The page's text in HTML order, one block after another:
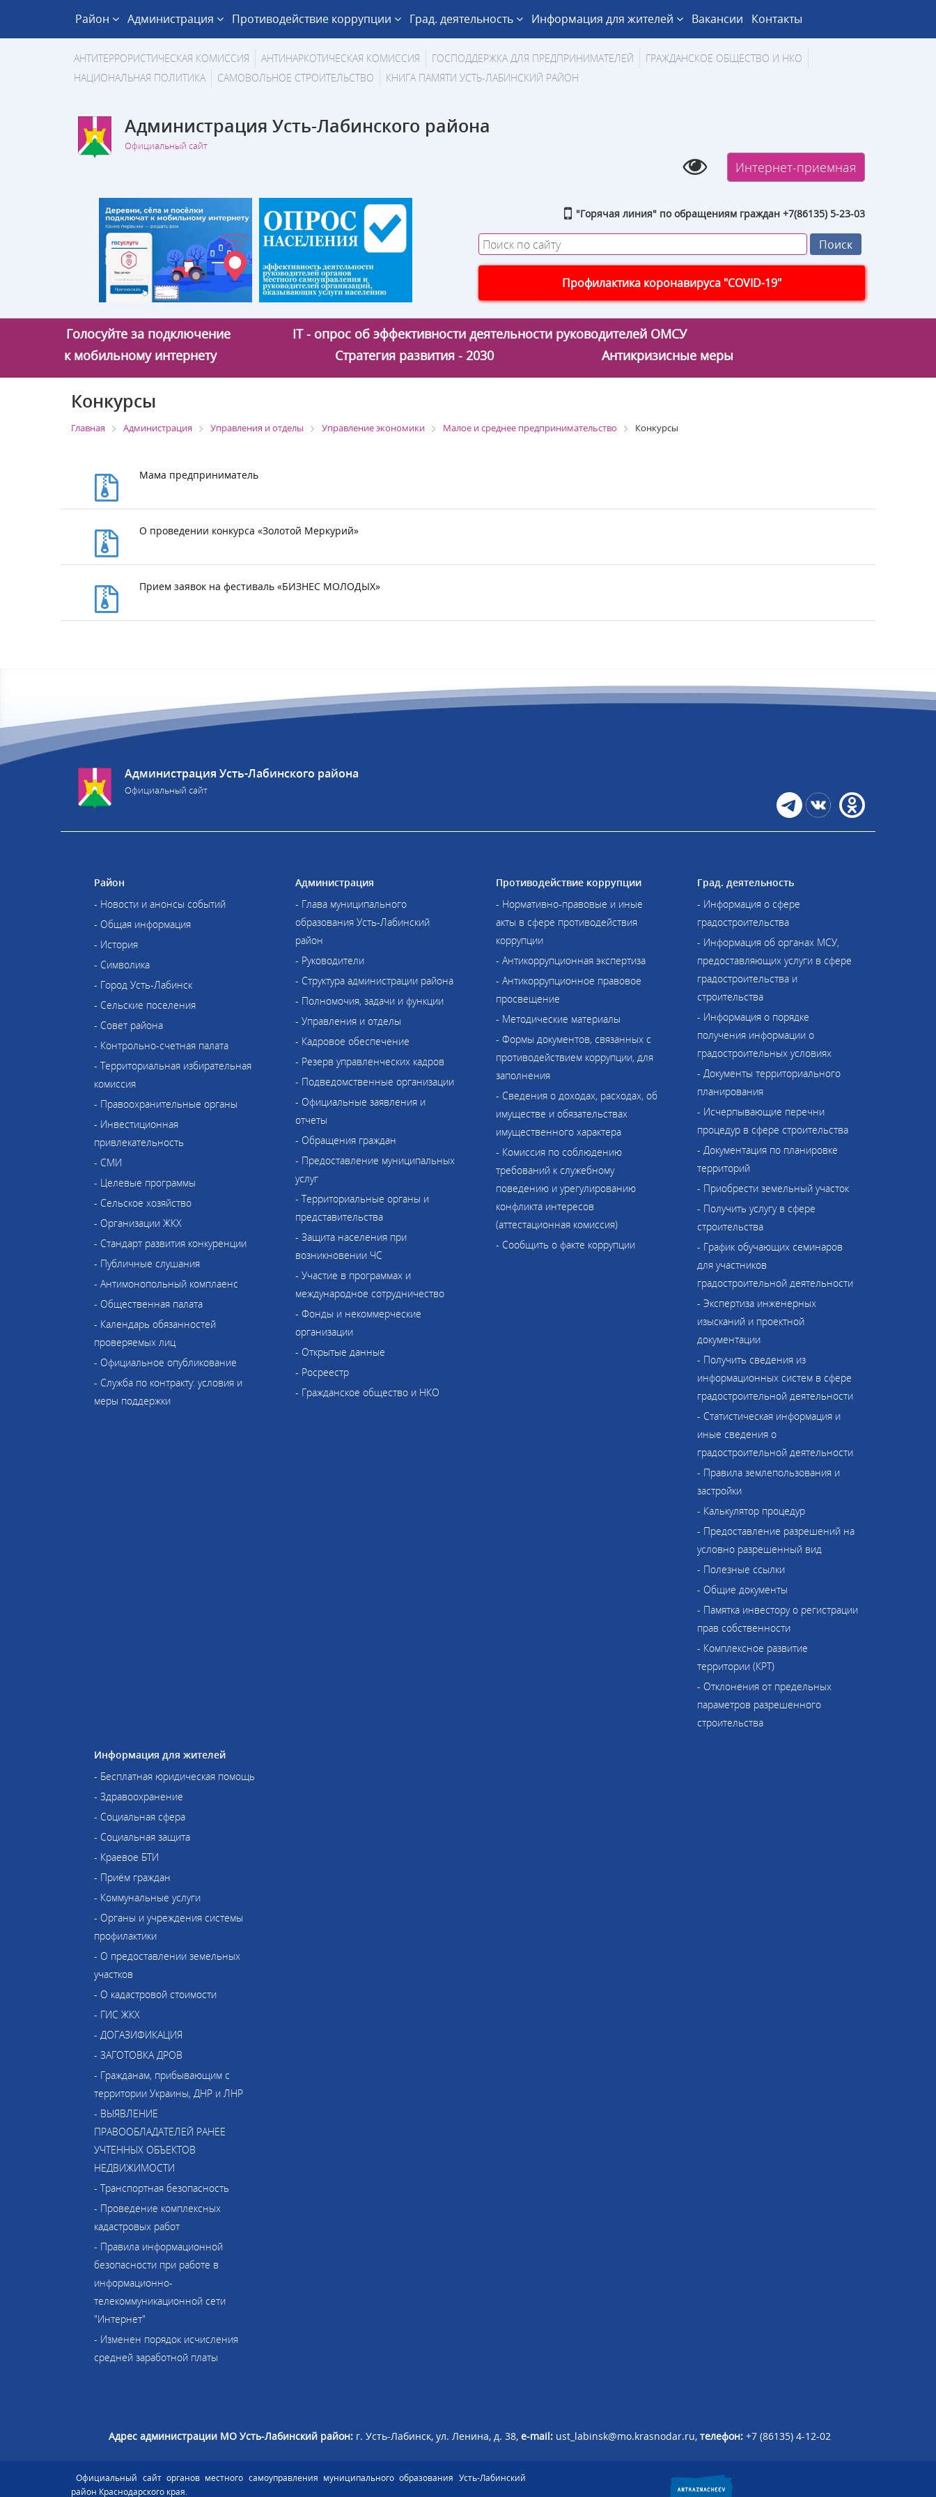
Район Администрация Противодействие коррупции Град. деятельность Информация для жителей Вакансии Контакты
АНТИТЕРРОРИСТИЧЕСКАЯ КОМИССИЯ АНТИНАРКОТИЧЕСКАЯ КОМИССИЯ ГОСПОДДЕРЖКА ДЛЯ ПРЕДПРИНИМАТЕЛЕЙ
ГРАЖДАНСКОЕ ОБЩЕСТВО И НКО
НАЦИОНАЛЬНАЯ ПОЛИТИКА
САМОВОЛЬНОЕ СТРОИТЕЛЬСТВО КНИГА ПАМЯТИ УСТЬ-ЛАБИНСКИЙ РАЙОН
Администрация Усть-Лабинского района
Официальный сайт
Интернет-приемная
"Горячая линия" по обращениям граждан +7(86135) 5-23-03
Профилактика коронавируса "COVID-19"
Голосуйте за подключение
IT - опрос об эффективности деятельности руководителей ОМСУ
к мобильному интернету
Стратегия развития - 2030 Антикризисные меры
Конкурсы
Главная Администрация Управления и отделы Управление экономики Малое и среднее предпринимательство Конкурсы
Мама предприниматель
О проведении конкурса «Золотой Меркурий»
Прием заявок на фестиваль «БИЗНЕС МОЛОДЫХ»
Администрация Усть-Лабинского района
Официальный сайт
Район
- Новости и анонсы событий
- Общая информация
- История
- Символика
- Город Усть-Лабинск
- Сельские поселения
- Совет района
- Контрольно-счетная палата
- Территориальная избирательная
комиссия
- Правоохранительные органы
- Инвестиционная
привлекательность
- СМИ
- Целевые программы
- Сельское хозяйство
- Организации ЖКХ
- Стандарт развития конкуренции
- Публичные слушания
- Антимонопольный комплаенс
- Общественная палата
- Календарь обязанностей
проверяемых лиц
- Официальное опубликование
- Служба по контракту: условия и
меры поддержки
Администрация
- Глава муниципального
образования Усть-Лабинский
район
- Руководители
- Структура администрации района
- Полномочия, задачи и функции
- Управления и отделы
- Кадровое обеспечение
- Резерв управленческих кадров
- Подведомственные организации
- Официальные заявления и
отчеты
- Обращения граждан
- Предоставление муниципальных
услуг
- Территориальные органы и
представительства
- Защита населения при
возникновении ЧС
- Участие в программах и
международное сотрудничество
- Фонды и некоммерческие
организации
- Открытые данные
- Росреестр
- Гражданское общество и НКО
Противодействие коррупции
- Нормативно-правовые и иные
акты в сфере противодействия
коррупции
- Антикоррупционная экспертиза
- Антикоррупционное правовое
просвещение
- Методические материалы
- Формы документов, связанных с
противодействием коррупции, для
заполнения
- Сведения о доходах, расходах, об
имуществе и обязательствах
имущественного характера
- Комиссия по соблюдению
требований к служебному
поведению и урегулированию
конфликта интересов
(аттестационная комиссия)
- Сообщить о факте коррупции
Град. деятельность
- Информация о сфере
градостроительства
- Информация об органах МСУ,
предоставляющих услуги в сфере
градостроительства и
строительства
- Информация о порядке
получения информации о
градостроительных условиях
- Документы территориального
планирования
- Исчерпывающие перечни
процедур в сфере строительства
- Документация по планировке
территорий
- Приобрести земельный участок
- Получить услугу в сфере
строительства
- График обучающих семинаров
для участников
градостроительной деятельности
- Экспертиза инженерных
изысканий и проектной
документации
- Получить сведения из
информационных систем в сфере
градостроительной деятельности
- Статистическая информация и
иные сведения о
градостроительной деятельности
- Правила землепользования и
застройки
- Калькулятор процедур
- Предоставление разрешений на
условно разрешенный вид
- Полезные ссылки
- Общие документы
- Памятка инвестору о регистрации
прав собственности
- Комплексное развитие
территории (КРТ)
- Отклонения от предельных
параметров разрешенного
строительства
Информация для жителей
- Бесплатная юридическая помощь
- Здравоохранение
- Социальная сфера
- Социальная защита
- Краевое БТИ
- Приём граждан
- Коммунальные услуги
- Органы и учреждения системы
профилактики
- О предоставлении земельных
участков
- О кадастровой стоимости
- ГИС ЖКХ
- ДОГАЗИФИКАЦИЯ
- ЗАГОТОВКА ДРОВ
- Гражданам, прибывающим с
территории Украины, ДНР и ЛНР
- ВЫЯВЛЕНИЕ
ПРАВООБЛАДАТЕЛЕЙ РАНЕЕ
УЧТЕННЫХ ОБЪЕКТОВ
НЕДВИЖИМОСТИ
- Транспортная безопасность
- Проведение комплексных
кадастровых работ
- Правила информационной
безопасности при работе в
информационно-
телекоммуникационной сети
"Интернет"
- Изменен порядок исчисления
средней заработной платы
Адрес администрации МО Усть-Лабинский район: г. Усть-Лабинск, ул. Ленина, д. 38, e-mail: ust_labinsk@mo.krasnodar.ru, телефон: +7 (86135) 4-12-02
Официальный сайт органов местного самоуправления муниципального образования Усть-Лабинский
район Краснодарского края.